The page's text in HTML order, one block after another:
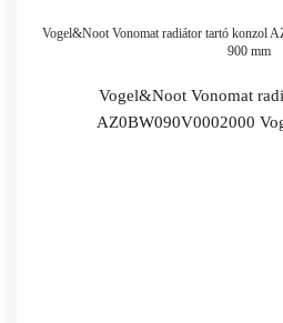
Vogel&Noot Vonomat radiátor tartó konzol
900 mm
Vogel&Noot Vonomat
AZ0BW090V0002000